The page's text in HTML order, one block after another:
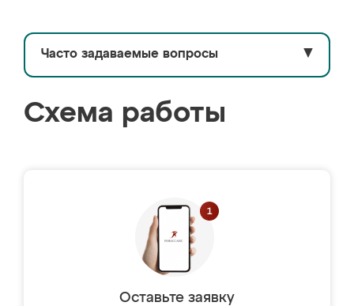
Часто задаваемые вопросы ▼
Схема работы
Оставьте заявку